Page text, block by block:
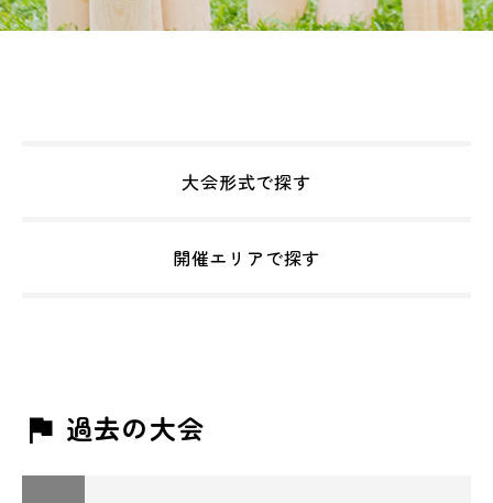
大会形式で探す
開催エリアで探す
過去の大会